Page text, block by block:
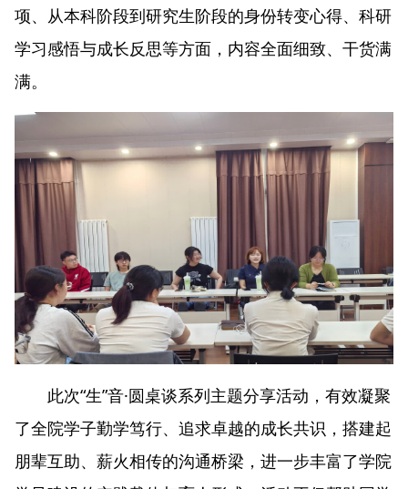
项、从本科阶段到研究生阶段的身份转变心得、科研
学习感悟与成长反思等方面，内容全面细致、干货满
满。
此次“生”音·圆桌谈系列主题分享活动，有效凝聚
了全院学子勤学笃行、追求卓越的成长共识，搭建起
朋辈互助、薪火相传的沟通桥梁，进一步丰富了学院